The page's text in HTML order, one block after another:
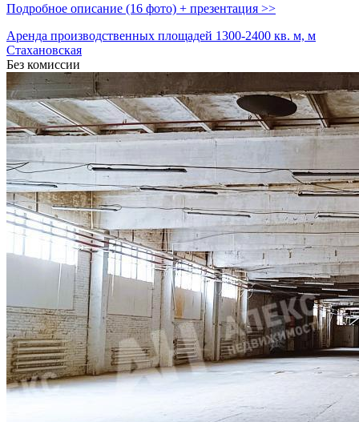
Подробное описание (16 фото) + презентация >>
Аренда производственных площадей 1300-2400 кв. м, м
Стахановская
Без комиссии